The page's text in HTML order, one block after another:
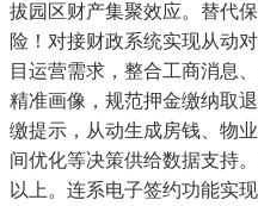
拔园区财产集聚效应。替代
险！对接财政系统实现从动
目运营需求，整合工商消息
精准画像，规范押金缴纳取
缴提示，从动生成房钱、物
间优化等决策供给数据支持
以上。连系电子签约功能实